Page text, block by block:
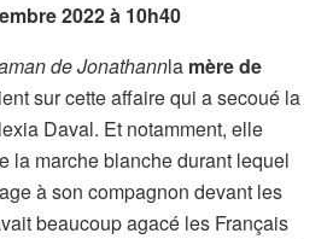
2022 à 10h40
de Jonathannla mère de
sur cette affaire qui a secoué la
Daval. Et notamment, elle
la marche blanche durant lequel
à son compagnon devant les
beaucoup agacé les Français